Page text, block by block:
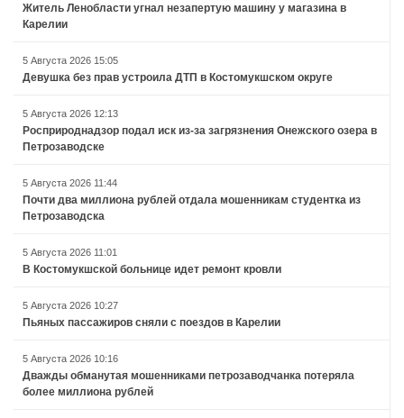
Житель Ленобласти угнал незапертую машину у магазина в
Карелии
5 Августа 2026 15:05
Девушка без прав устроила ДТП в Костомукшском округе
5 Августа 2026 12:13
Росприроднадзор подал иск из-за загрязнения Онежского озера в
Петрозаводске
5 Августа 2026 11:44
Почти два миллиона рублей отдала мошенникам студентка из
Петрозаводска
5 Августа 2026 11:01
В Костомукшской больнице идет ремонт кровли
5 Августа 2026 10:27
Пьяных пассажиров сняли с поездов в Карелии
5 Августа 2026 10:16
Дважды обманутая мошенниками петрозаводчанка потеряла
более миллиона рублей